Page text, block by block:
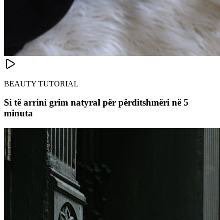
BEAUTY TUTORIAL
Si të arrini grim natyral për përditshmëri në 5
minuta